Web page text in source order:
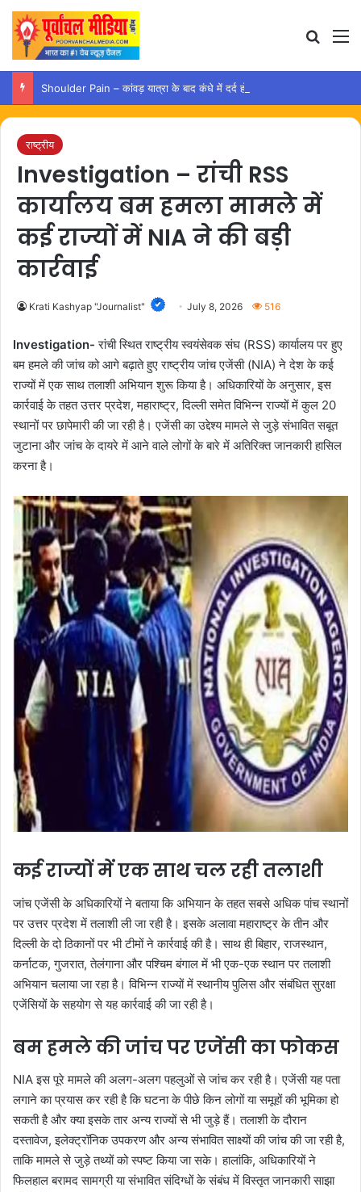
राष्ट्रीय
Investigation – रांची RSS
कार्यालय बम हमला मामले में
कई राज्यों में NIA ने की बड़ी
कार्रवाई
Krati Kashyap "Journalist" July 8, 2026 516
Investigation- रांची स्थित राष्ट्रीय स्वयंसेवक संघ (RSS) कार्यालय पर हुए
बम हमले की जांच को आगे बढ़ाते हुए राष्ट्रीय जांच एजेंसी (NIA) ने देश के कई
राज्यों में एक साथ तलाशी अभियान शुरू किया है। अधिकारियों के अनुसार, इस
कार्रवाई के तहत उत्तर प्रदेश, महाराष्ट्र, दिल्ली समेत विभिन्न राज्यों में कुल 20
स्थानों पर छापेमारी की जा रही है। एजेंसी का उद्देश्य मामले से जुड़े संभावित सबूत
जुटाना और जांच के दायरे में आने वाले लोगों के बारे में अतिरिक्त जानकारी हासिल
करना है।
कई राज्यों में एक साथ चल रही तलाशी
जांच एजेंसी के अधिकारियों ने बताया कि अभियान के तहत सबसे अधिक पांच स्थानों
पर उत्तर प्रदेश में तलाशी ली जा रही है। इसके अलावा महाराष्ट्र के तीन और
दिल्ली के दो ठिकानों पर भी टीमों ने कार्रवाई की है। साथ ही बिहार, राजस्थान,
कर्नाटक, गुजरात, तेलंगाना और पश्चिम बंगाल में भी एक-एक स्थान पर तलाशी
अभियान चलाया जा रहा है। विभिन्न राज्यों में स्थानीय पुलिस और संबंधित सुरक्षा
एजेंसियों के सहयोग से यह कार्रवाई की जा रही है।
बम हमले की जांच पर एजेंसी का फोकस
NIA इस पूरे मामले की अलग-अलग पहलुओं से जांच कर रही है। एजेंसी यह पता
लगाने का प्रयास कर रही है कि घटना के पीछे किन लोगों या समूहों की भूमिका हो
सकती है और क्या इसके तार अन्य राज्यों से भी जुड़े हैं। तलाशी के दौरान
दस्तावेज, इलेक्ट्रॉनिक उपकरण और अन्य संभावित साक्ष्यों की जांच की जा रही है,
ताकि मामले से जुड़े तथ्यों को स्पष्ट किया जा सके। हालांकि, अधिकारियों ने
फिलहाल बरामद सामग्री या संभावित संदिग्धों के संबंध में विस्तृत जानकारी साझा